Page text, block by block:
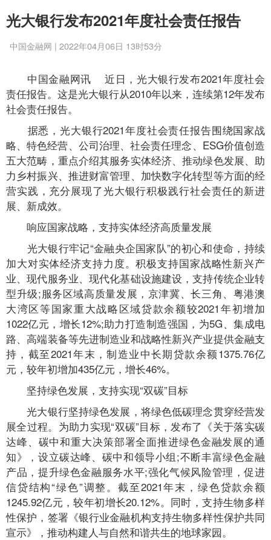
光大银行发布2021年度社会责任报告
中国金融网 | 2022年04月06日 13时53分
中国金融网讯 近日，光大银行发布2021年度社会
责任报告。这是光大银行从2010年以来，连续第12年发布
社会责任报告。
据悉，光大银行2021年度社会责任报告围绕国家战
略、特色经营、公司治理、社会责任理念、ESG价值创造
五大范畴，重点介绍其服务实体经济、推动绿色发展、助
力乡村振兴、推进财富管理、加快数字化转型等方面的经
营实践，充分展现了光大银行积极践行社会责任的新进
展、新成效。
响应国家战略，支持实体经济高质量发展
光大银行牢记“金融央企国家队”的初心和使命，持续
加大对实体经济支持力度。积极支持国家战略性新兴产
业、现代服务业、现代化基础设施建设，支持传统企业转
型升级;服务区域高质量发展，京津冀、长三角、粤港澳
大湾区等国家重大战略区域贷款余额较2021年初增加
1022亿元，增长12%;助力打造制造强国，为5G、集成电
路、高端装备等先进制造业和战略性新兴产业提供金融支
持，截至2021年末，制造业中长期贷款余额1375.76亿
元，较年初增加435亿元，增长46%。
坚持绿色发展，支持实现“双碳”目标
光大银行坚持绿色发展，将绿色低碳理念贯穿经营发
展全过程。为助力实现“双碳”目标，发布了《关于落实碳
达峰、碳中和重大决策部署全面推进绿色金融发展的通
知》，设立碳达峰、碳中和领导小组;不断丰富绿色金融
产品，提升绿色金融服务水平;强化气候风险管理，促进
信贷结构“绿色”调整。截至2021年末，绿色贷款余额
1245.92亿元，较年初增长20.12%。同时，支持生物多样
性保护，签署《银行业金融机构支持生物多样性保护共同
宣示》，推动构建人与自然和谐共生的地球家园。